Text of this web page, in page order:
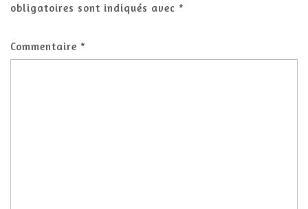
obligatoires sont indiqués avec *
Commentaire *